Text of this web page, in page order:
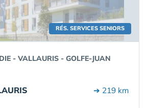
RÉS. SERVICES SENIORS
- VALLAURIS - GOLFE-JUAN
➔ 219 km